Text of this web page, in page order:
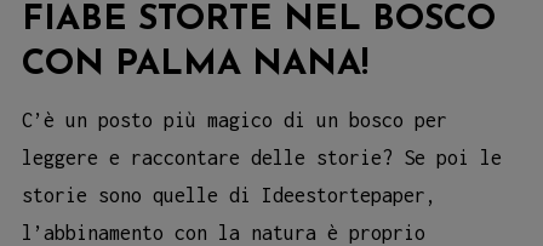
FIABE STORTE NEL BOSCO
CON PALMA NANA!
C’è un posto più magico di un bosco per
leggere e raccontare delle storie? Se poi le
storie sono quelle di Ideestortepaper,
l’abbinamento con la natura è proprio